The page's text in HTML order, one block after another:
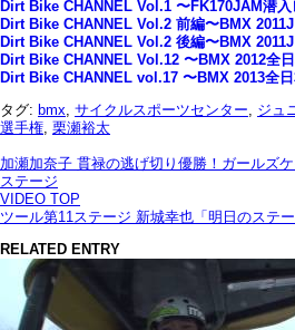
Dirt Bike CHANNEL Vol.1 〜FK170JAM潜入
Dirt Bike CHANNEL Vol.2 前編〜BMX
Dirt Bike CHANNEL Vol.2 後編〜BMX
Dirt Bike CHANNEL Vol.12 〜BMX 2012全
Dirt Bike CHANNEL vol.17 〜BMX 2013全
タグ: bmx, サイクルスポーツセンター, ジュ
選手権, 栗瀬裕太
加瀬加奈子 貫禄の逃げ切り優勝！ガールズ
ステージ
VIDEO TOP
ツール第11ステージ 新城幸也「明日のステ
RELATED ENTRY